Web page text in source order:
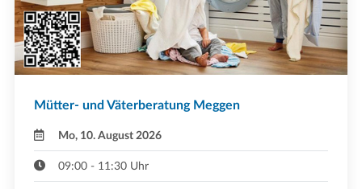
Mütter- und Väterberatung Meggen
Mo, 10. August 2026
09:00 - 11:30 Uhr